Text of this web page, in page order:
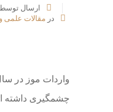
ارسال توسط
در مقالات علمی
واردات موز در
چشمگیری داشته